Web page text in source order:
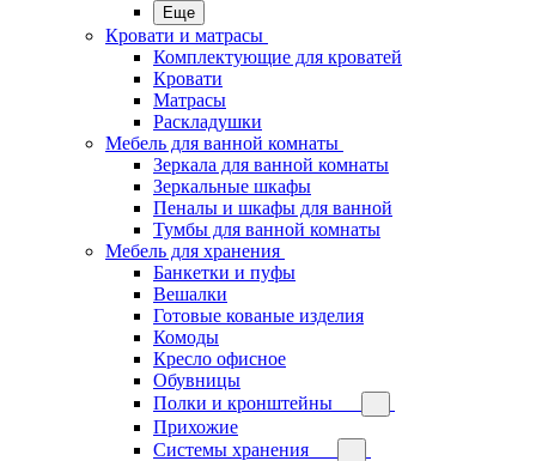
Еще
Кровати и матрасы
Комплектующие для кроватей
Кровати
Матрасы
Раскладушки
Мебель для ванной комнаты
Зеркала для ванной комнаты
Зеркальные шкафы
Пеналы и шкафы для ванной
Тумбы для ванной комнаты
Мебель для хранения
Банкетки и пуфы
Вешалки
Готовые кованые изделия
Комоды
Кресло офисное
Обувницы
Полки и кронштейны
Прихожие
Системы хранения